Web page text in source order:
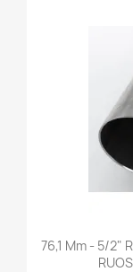
76,1 Mm - 5/2"